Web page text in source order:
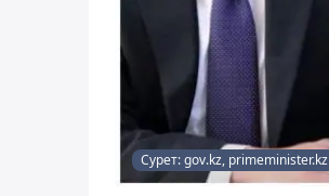
Сурет: gov.kz, primeminister.kz